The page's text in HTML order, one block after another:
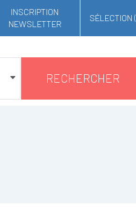
INSCRIPTION
NEWSLETTER
SÉLECTION (
RECHERCHER